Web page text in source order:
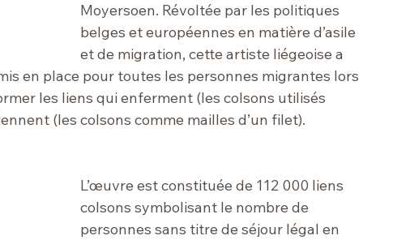
Moyersoen. Révoltée par les politiques
belges et européennes en matière d’asile
et de migration, cette artiste liégeoise a
en place pour toutes les personnes migrantes lors
les liens qui enferment (les colsons utilisés
(les colsons comme mailles d’un filet).
L’œuvre est constituée de 112 000 liens
colsons symbolisant le nombre de
personnes sans titre de séjour légal en